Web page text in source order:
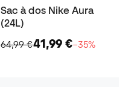
Sac à dos Nike Aura
(24L)
64,99 €41,99 €−35%